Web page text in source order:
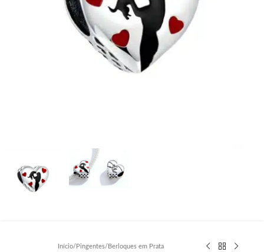
Início/ Pingentes/ Berloques em Prata